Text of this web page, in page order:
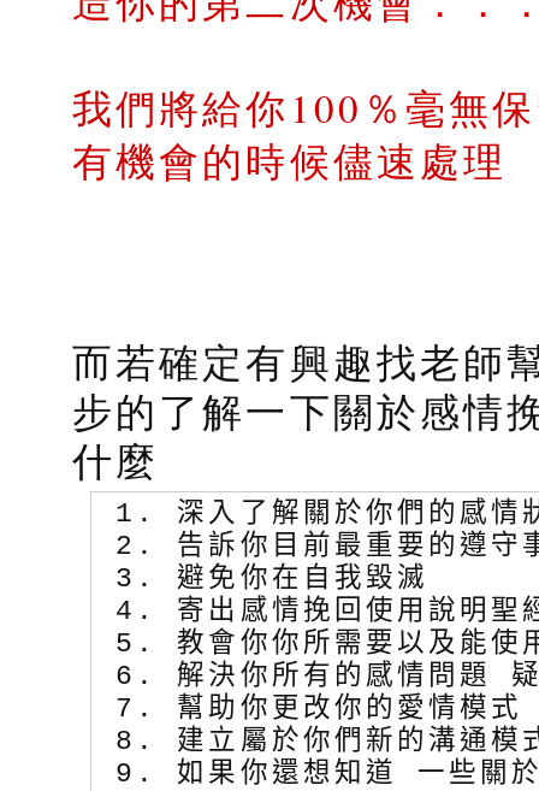
我們將給你100％毫無
有機會的時候儘速處理
而若確定有興趣找老師
步的了解一下關於感情
什麼
1. 深入了解關於你們的感情
2. 告訴你目前最重要的遵守
3. 避免你在自我毀滅
4. 寄出感情挽回使用說明聖
5. 教會你你所需要以及能使
6. 解決你所有的感情問題
7. 幫助你更改你的愛情模式
8. 建立屬於你們新的溝通模
9. 如果你還想知道 一些關